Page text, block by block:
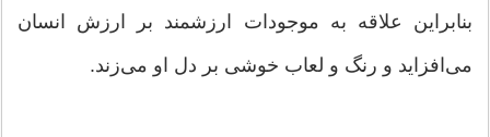
بنابراین علاقه به موجودات ارزشمند بر ارزش انسان
می‌افزاید و رنگ و لعاب خوشی بر دل او می‌زند.